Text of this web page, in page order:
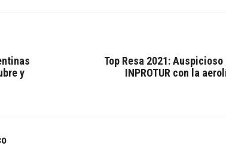
y
Top Resa 2021: Auspicioso
INPROTUR con la